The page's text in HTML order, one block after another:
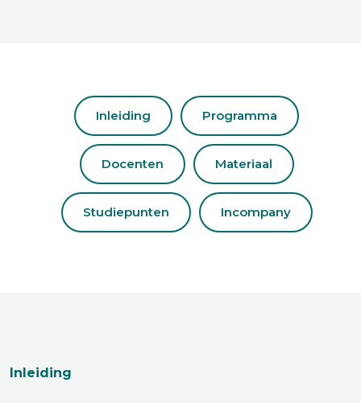
Inleiding Programma
Docenten Materiaal
Studiepunten Incompany
Inleiding